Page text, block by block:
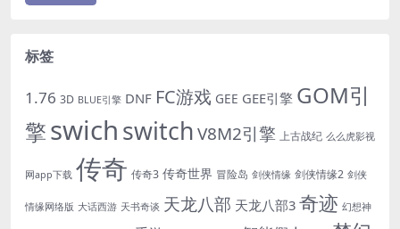
标签
1.76 3D BLUE引擎 DNF FC游戏 GEE GEE引擎 GOM引
擎swichswitchV8M2引擎 上古战纪 么么虎影视
网app下载 传奇 传奇3 传奇世界 冒险岛 剑侠情缘 剑侠情缘2 剑侠
情缘网络版 大话西游 天书奇谈 天龙八部 天龙八部3 奇迹 幻想神